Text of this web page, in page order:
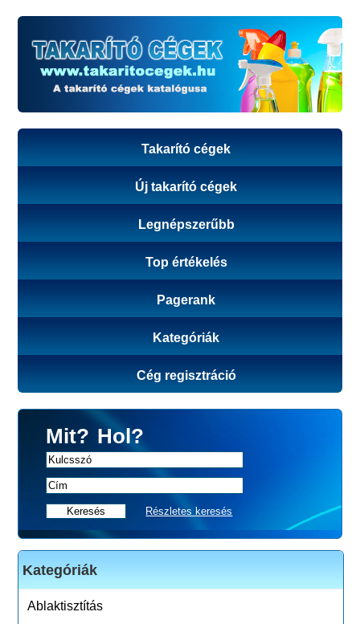
Takarító cégek
Új takarító cégek
Legnépszerűbb
Top értékelés
Pagerank
Kategóriák
Cég regisztráció
Mit? Hol?
Részletes keresés
Kategóriák
Ablaktisztítás